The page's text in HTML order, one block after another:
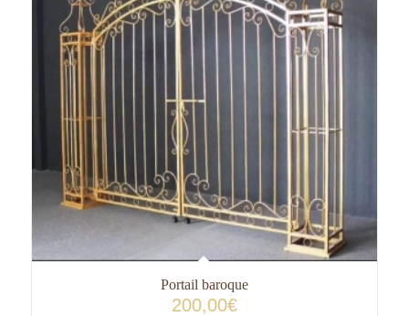
Portail baroque
200,00€